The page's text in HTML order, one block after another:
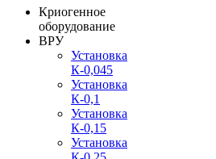
Криогенное
оборудование
ВРУ
Установка
К-0,045
Установка
К-0,1
Установка
К-0,15
Установка